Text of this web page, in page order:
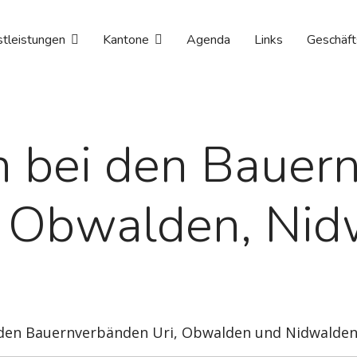
Kantone Agenda Links
den
Bauernverbänden Uri, Obwalden und